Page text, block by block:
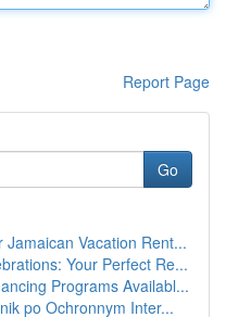
Report Page
Go
Jamaican Vacation Rent...
Your Perfect Re...
Programs Availabl...
po Ochronnym Inter...